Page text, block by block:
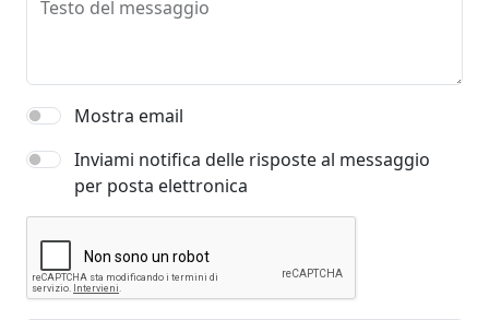
Testo del messaggio
Mostra email
Inviami notifica delle risposte al messaggio
per posta elettronica